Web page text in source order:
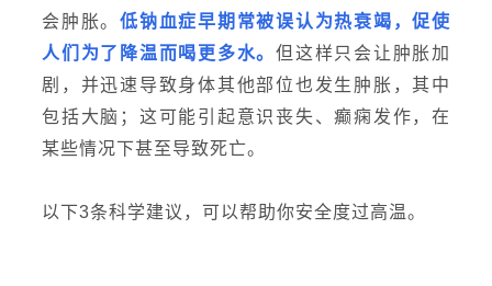
会肿胀。 低钠血症早期常被误认为热衰竭 ，促使
人们为了降温而喝更多水。 但这样只会让肿胀加
剧，并迅速导致身体其他部位也发生肿胀，其中
包括大脑；这可能引起意识丧失、癫痫发作，在
某些情况下甚至导致死亡。
以下3条科学建议，可以帮助你安全度过高温。